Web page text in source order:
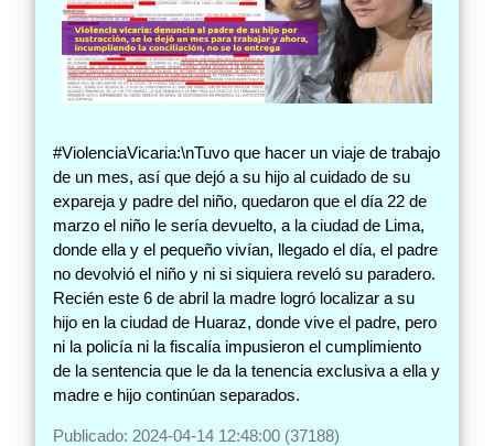
#ViolenciaVicaria:\nTuvo que hacer un viaje de trabajo
de un mes, así que dejó a su hijo al cuidado de su
expareja y padre del niño, quedaron que el día 22 de
marzo el niño le sería devuelto, a la ciudad de Lima,
donde ella y el pequeño vivían, llegado el día, el padre
no devolvió el niño y ni si siquiera reveló su paradero.
Recién este 6 de abril la madre logró localizar a su
hijo en la ciudad de Huaraz, donde vive el padre, pero
ni la policía ni la fiscalía impusieron el cumplimiento
de la sentencia que le da la tenencia exclusiva a ella y
madre e hijo continúan separados.
Publicado: 2024-04-14 12:48:00 (37188)